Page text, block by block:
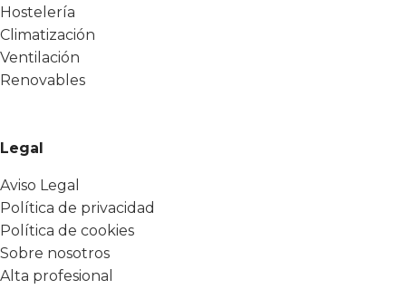
Hostelería
Climatización
Ventilación
Renovables
Legal
Aviso Legal
Política de privacidad
Política de cookies
Sobre nosotros
Alta profesional